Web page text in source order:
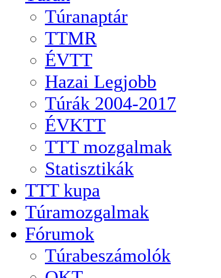
Túranaptár
TTMR
ÉVTT
Hazai Legjobb
Túrák 2004-2017
ÉVKTT
TTT mozgalmak
Statisztikák
TTT kupa
Túramozgalmak
Fórumok
Túrabeszámolók